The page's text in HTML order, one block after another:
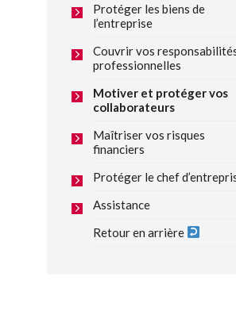
Protéger les biens de
l’entreprise
Couvrir vos
professionnelles
Motiver et protéger vos
collaborateurs
Maîtriser vos risques
financiers
Protéger le chef
Assistance
Retour en arrière